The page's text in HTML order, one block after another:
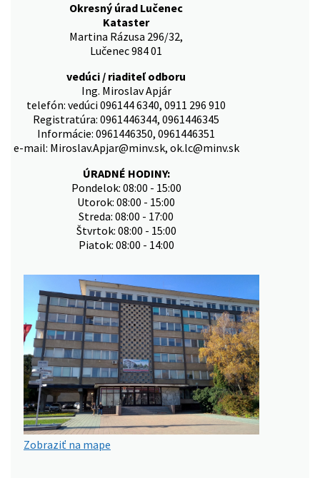
Okresný úrad Lučenec
Kataster
Martina Rázusa 296/32,
Lučenec 984 01
vedúci / riaditeľ odboru
Ing. Miroslav Apjár
telefón: vedúci 096144 6340, 0911 296 910
Registratúra: 0961446344, 0961446345
Informácie: 0961446350, 0961446351
e-mail: Miroslav.Apjar@minv.sk, ok.lc@minv.sk
ÚRADNÉ HODINY:
Pondelok: 08:00 - 15:00
Utorok: 08:00 - 15:00
Streda: 08:00 - 17:00
Štvrtok: 08:00 - 15:00
Piatok: 08:00 - 14:00
Zobraziť na mape